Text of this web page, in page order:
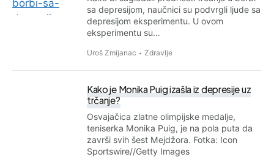
sa depresijom, naučnici su podvrgli ljude sa
depresijom eksperimentu. U ovom
eksperimentu su…
Uroš Zmijanac Zdravlje
Kako je Monika Puig izašla iz depresije uz
trčanje?
Osvajačica zlatne olimpijske medalje,
teniserka Monika Puig, je na pola puta da
završi svih šest Mejdžora. Fotka: Icon
Sportswire//Getty Images